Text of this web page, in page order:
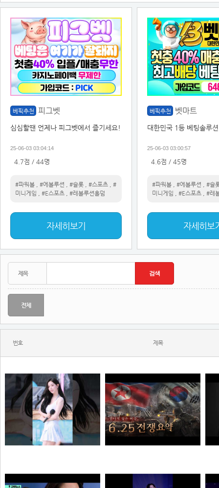
베픽추천 피그벳
심심할땐 언제나 피그벳에서 즐기세요!
25-06-03 03:04:14
4.7점 / 44명
#파워볼 #에볼루션 #슬롯 #스포츠
#
미니게임
#E스포츠 #레볼루션홀덤
자세히보기
베픽추천 벳마트
대한민국 1등 베팅솔루션
25-06-03 03:00:57
4.6점 / 45명
#파워볼 #에볼루션
#슬
미니게임
#E스포츠 #레
자세히보
전체
번호 제목
해골
질주머신